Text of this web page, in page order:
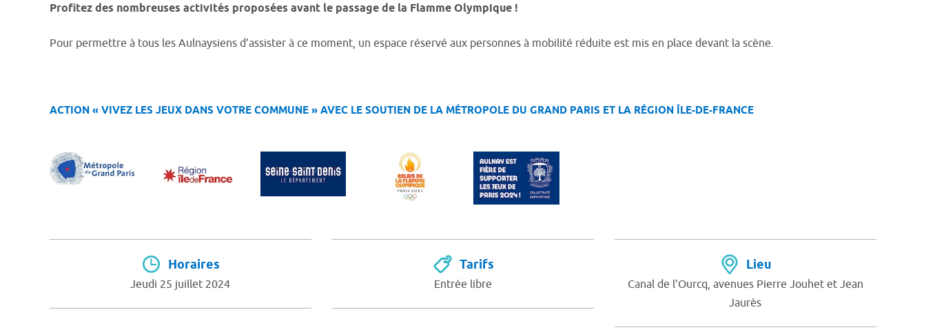
Profitez des nombreuses activités proposées avant le passage de la Flamme Olympique !
Pour permettre à tous les Aulnaysiens d’assister à ce moment, un espace réservé aux personnes à mobilité réduite est mis en place devant la scène.
ACTION « VIVEZ LES JEUX DANS VOTRE COMMUNE » AVEC LE SOUTIEN DE LA MÉTROPOLE DU GRAND PARIS ET LA RÉGION ÎLE-DE-FRANCE
Horaires
Jeudi 25 juillet 2024
Tarifs
Entrée libre
Lieu
Canal de l'Ourcq, avenues Pierre Jouhet et Jean
Jaurès